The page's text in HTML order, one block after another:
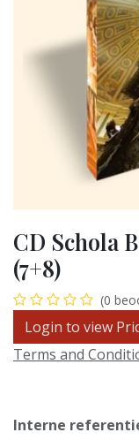
CD Schola
(7+8)
(0
Login to view
Terms and
Interne